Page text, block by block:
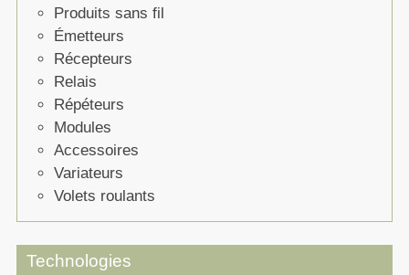
Produits sans fil
Émetteurs
Récepteurs
Relais
Répéteurs
Modules
Accessoires
Variateurs
Volets roulants
Technologies